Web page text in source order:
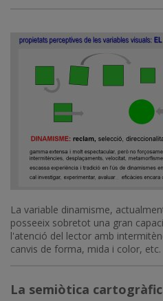
Imatge
La variable dinamisme,
posseeix sobretot una gran
l'atenció del lector amb
canvis de forma, mida i color, etc.
La semiòtica